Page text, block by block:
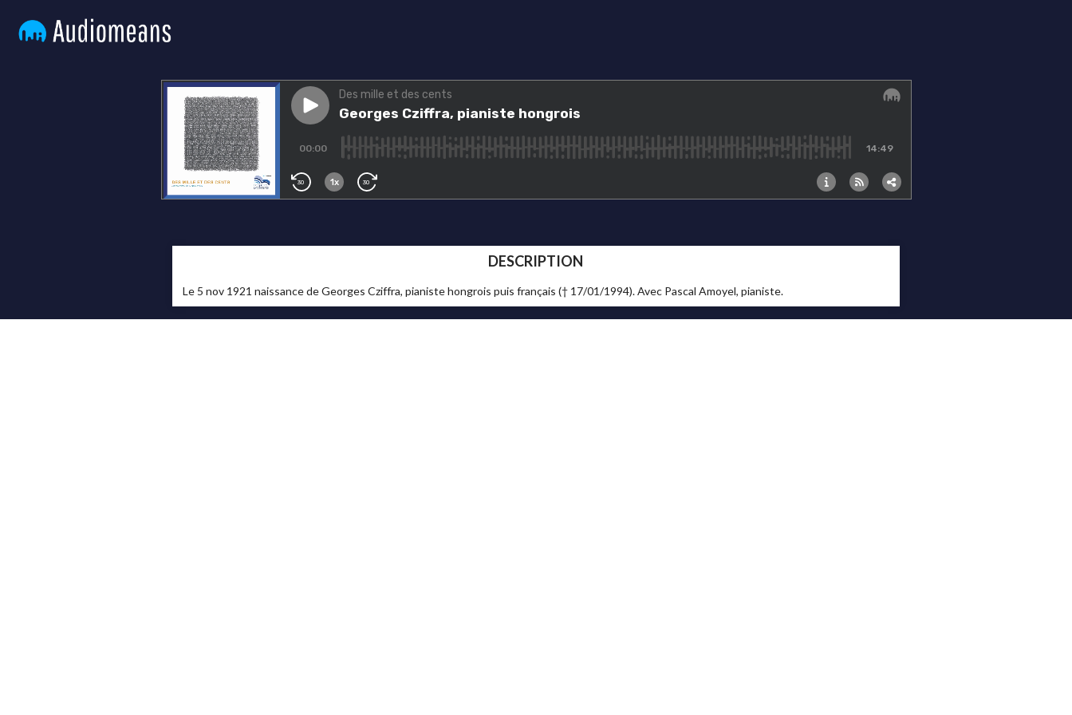
DESCRIPTION
Le 5 nov 1921 naissance de Georges Cziffra, pianiste hongrois puis français († 17/01/1994). Avec Pascal Amoyel, pianiste.